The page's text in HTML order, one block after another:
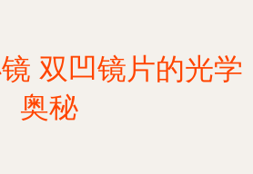
双凹镜片的光学
奥秘